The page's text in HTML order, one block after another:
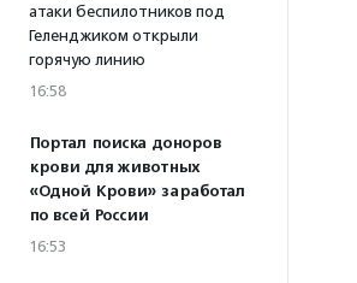
атаки беспилотников под
Геленджиком открыли
горячую линию
16:58
Портал поиска доноров
крови для животных
«Одной Крови» заработал
по всей России
16:53